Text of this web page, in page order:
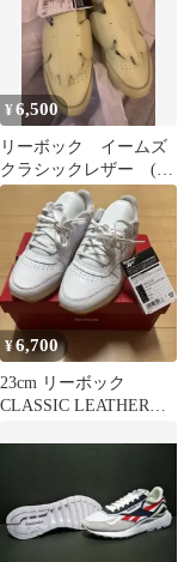
¥6,500
リーボック イームズ
クラシックレザー (ク
ールアロエ） 24.5cm
¥6,700
23cm リーボック
CLASSIC LEATHER